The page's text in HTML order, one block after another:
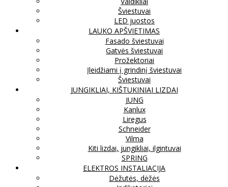
Šviestuvai
LED juostos
LAUKO APŠVIETIMAS
Fasado šviestuvai
Gatvės šviestuvai
Prožektoriai
Įleidžiami į grindinį šviestuvai
Šviestuvai
JUNGIKLIAI, KIŠTUKINIAI LIZDAI
JUNG
Kanlux
Liregus
Schneider
Vilma
Kiti lizdai, jungikliai, ilgintuvai
SPRING
ELEKTROS INSTALIACIJA
Dėžutės, dėžės